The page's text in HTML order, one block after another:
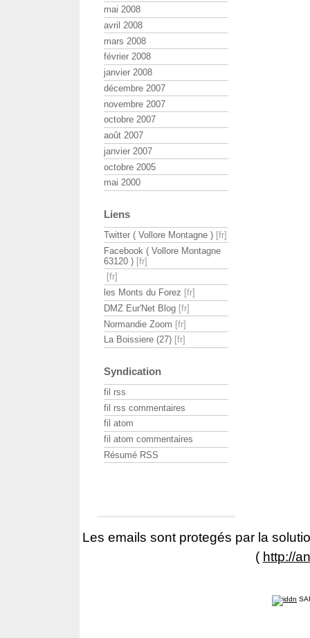
mai 2008
avril 2008
mars 2008
février 2008
janvier 2008
décembre 2007
novembre 2007
octobre 2007
août 2007
janvier 2007
octobre 2005
mai 2000
Liens
Twitter ( Vollore Montagne )
Facebook ( Vollore Montagne
63120 )
les Monts du Forez
DMZ Eur'Net Blog
Normandie Zoom
La Boissiere (27)
Syndication
fil rss
fil rss commentaires
fil atom
fil atom commentaires
Résumé RSS
Les emails sont protegés par la
( http://